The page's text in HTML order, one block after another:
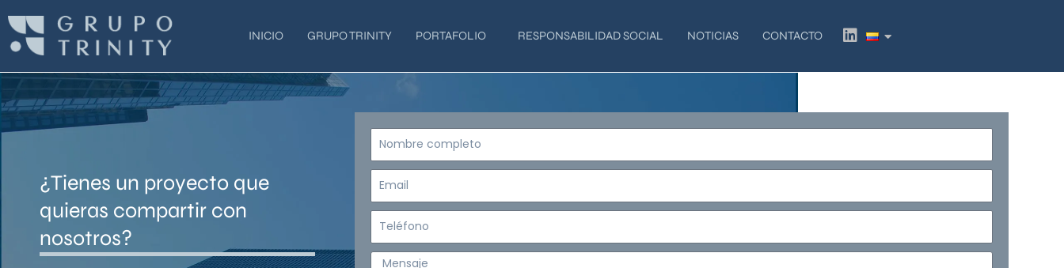
contenido
INICIO GRUPO TRINITY PORTAFOLIO RESPONSABILIDAD SOCIAL NOTICIAS CONTACTO
L
i
k
¿Tienes un proyecto que
quieras compartir con
nosotros?
Nombre
Email
Teléfono
Mensaje